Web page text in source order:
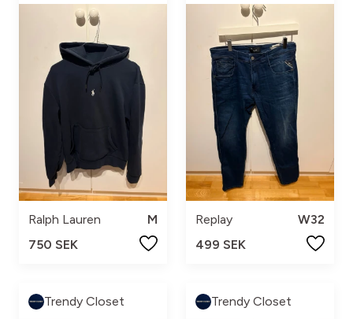
Ralph Lauren
M
750 SEK
Replay
W32
499 SEK
Trendy Closet Trendy Closet